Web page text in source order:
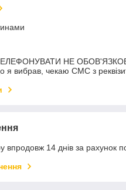
НЕ
я вибрав, чекаю СМС з
впродовж 14 днів за рахунок